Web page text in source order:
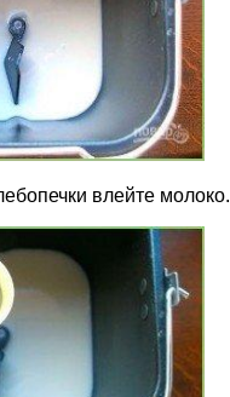
влейте молоко.